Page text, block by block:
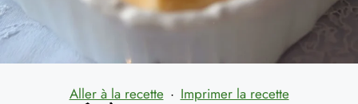
Aller à la recette · Imprimer la recette